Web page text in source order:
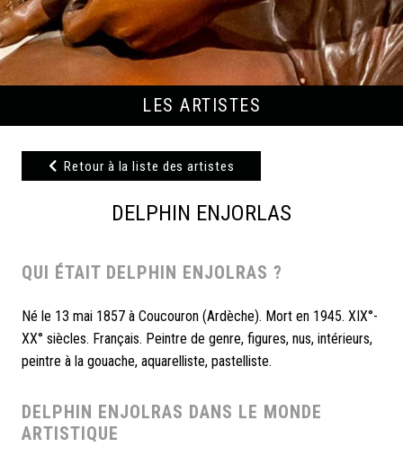
LES ARTISTES
Retour à la liste des artistes
DELPHIN ENJORLAS
QUI ÉTAIT DELPHIN ENJOLRAS ?
Né le 13 mai 1857 à Coucouron (Ardèche). Mort en 1945. XIX°-
XX° siècles. Français. Peintre de genre, figures, nus, intérieurs,
peintre à la gouache, aquarelliste, pastelliste.
DELPHIN ENJOLRAS DANS LE MONDE
ARTISTIQUE